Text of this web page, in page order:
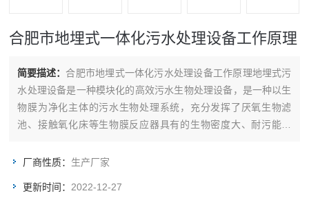
合肥市地埋式一体化污水处理设备工作原理
简要描述： 合肥市地埋式一体化污水处理设备工作原理地埋式污
水处理设备是一种模块化的高效污水生物处理设备，是一种以生
物膜为净化主体的污水生物处理系统，充分发挥了厌氧生物滤
池、接触氧化床等生物膜反应器具有的生物密度大、耐污能力
具有很广的应用前景和推广价值。
厂商性质： 生产厂家
更新时间： 2022-12-27